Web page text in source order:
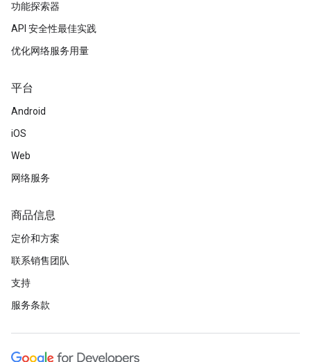
功能探索器
API 安全性最佳实践
优化网络服务用量
平台
Android
iOS
Web
网络服务
商品信息
定价和方案
联系销售团队
支持
服务条款